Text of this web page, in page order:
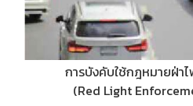
การบังคับใช้กฎหมายฝ่า
(Red Light